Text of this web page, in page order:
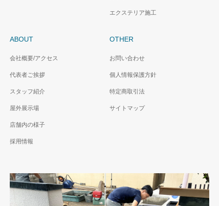
エクステリア施工
ABOUT
会社概要/アクセス
代表者ご挨拶
スタッフ紹介
屋外展示場
店舗内の様子
採用情報
OTHER
お問い合わせ
個人情報保護方針
特定商取引法
サイトマップ